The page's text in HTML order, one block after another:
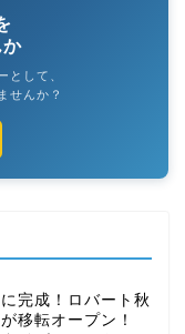
として、
せんか？
に完成！ロバート秋
移転オープン！